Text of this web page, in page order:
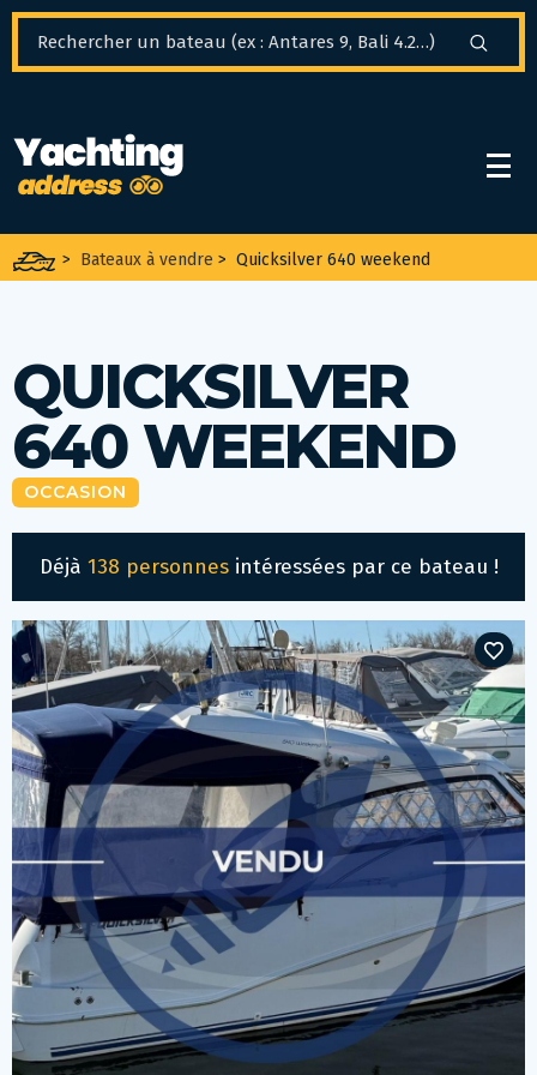
> Bateaux à vendre > Quicksilver 640 weekend
QUICKSILVER
640 WEEKEND
OCCASION
Déjà 138 personnesintéressées par ce bateau !
Panneau de gestion des cookies